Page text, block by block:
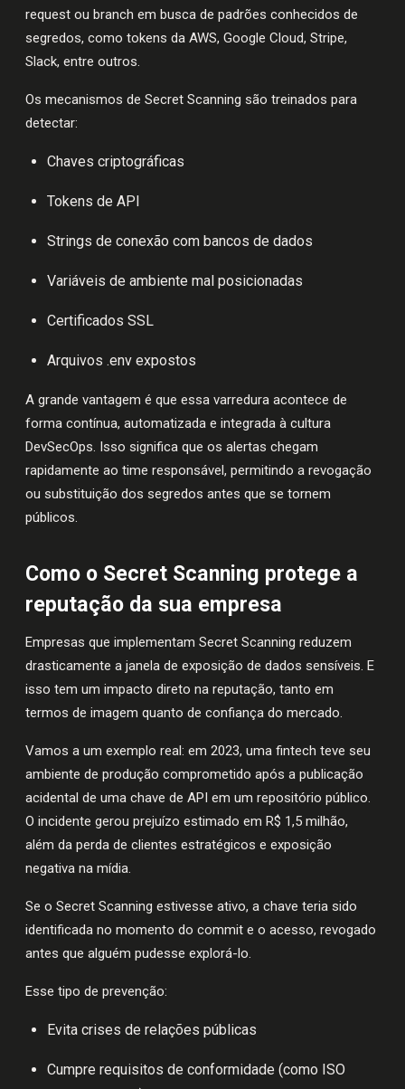
request ou branch em busca de padrões conhecidos de
segredos, como tokens da AWS, Google Cloud, Stripe,
Slack, entre outros.
Os mecanismos de Secret Scanning são treinados para
detectar:
Chaves criptográficas
Tokens de API
Strings de conexão com bancos de dados
Variáveis de ambiente mal posicionadas
Certificados SSL
Arquivos .env expostos
A grande vantagem é que essa varredura acontece de
forma contínua, automatizada e integrada à cultura
DevSecOps. Isso significa que os alertas chegam
rapidamente ao time responsável, permitindo a revogação
ou substituição dos segredos antes que se tornem
públicos.
Como o Secret Scanning protege a
reputação da sua empresa
Empresas que implementam Secret Scanning reduzem
drasticamente a janela de exposição de dados sensíveis. E
isso tem um impacto direto na reputação, tanto em
termos de imagem quanto de confiança do mercado.
Vamos a um exemplo real: em 2023, uma fintech teve seu
ambiente de produção comprometido após a publicação
acidental de uma chave de API em um repositório público.
O incidente gerou prejuízo estimado em R$ 1,5 milhão,
além da perda de clientes estratégicos e exposição
negativa na mídia.
Se o Secret Scanning estivesse ativo, a chave teria sido
identificada no momento do commit e o acesso, revogado
antes que alguém pudesse explorá-lo.
Esse tipo de prevenção:
Evita crises de relações públicas
Cumpre requisitos de conformidade (como ISO